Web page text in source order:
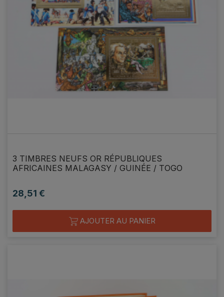
3 TIMBRES NEUFS OR RÉPUBLIQUES
AFRICAINES MALAGASY / GUINÉE / TOGO
Prix
28,51 €
AJOUTER AU PANIER